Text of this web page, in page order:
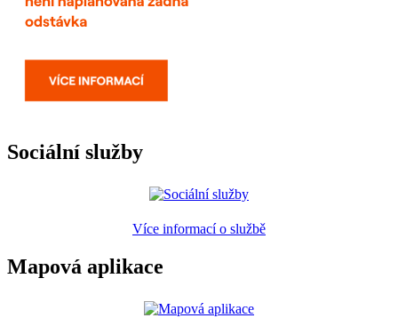
Sociální služby
Více informací o službě
Mapová aplikace